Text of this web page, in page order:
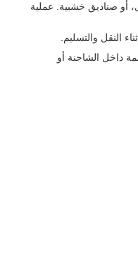
أو صناديق خشبية. عملية
النقل والتسليم.
داخل الشاحنة أو